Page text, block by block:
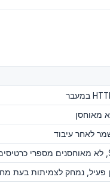
מאוחסן
לאחר עיבוד
פעיל, נמחק לצמיתות בעת